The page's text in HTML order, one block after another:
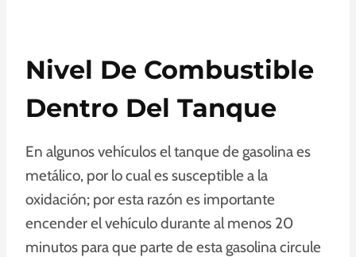
Nivel De Combustible
Dentro Del Tanque
En algunos vehículos el tanque de gasolina es
metálico, por lo cual es susceptible a la
oxidación; por esta razón es importante
encender el vehículo durante al menos 20
minutos para que parte de esta gasolina circule